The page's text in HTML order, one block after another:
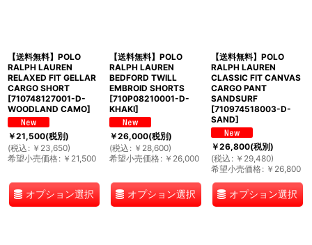
【送料無料】POLO
RALPH LAUREN
RELAXED FIT GELLAR
CARGO SHORT
[710748127001-D-
WOODLAND CAMO]
￥21,500(税別)
(税込 : ￥ 23,650)
希望小売価格: ￥ 21,500
オプション選択
【送料無料】POLO
RALPH LAUREN
BEDFORD TWILL
EMBROID SHORTS
[710P08210001-D-
KHAKI]
￥26,000(税別)
(税込 : ￥ 28,600)
希望小売価格: ￥ 26,000
オプション選択
【送料無料】POLO
RALPH LAUREN
CLASSIC FIT CANVAS
CARGO PANT
SANDSURF
[710974518003-D-
SAND]
￥26,800(税別)
(税込 : ￥ 29,480)
希望小売価格: ￥ 26,800
オプション選択